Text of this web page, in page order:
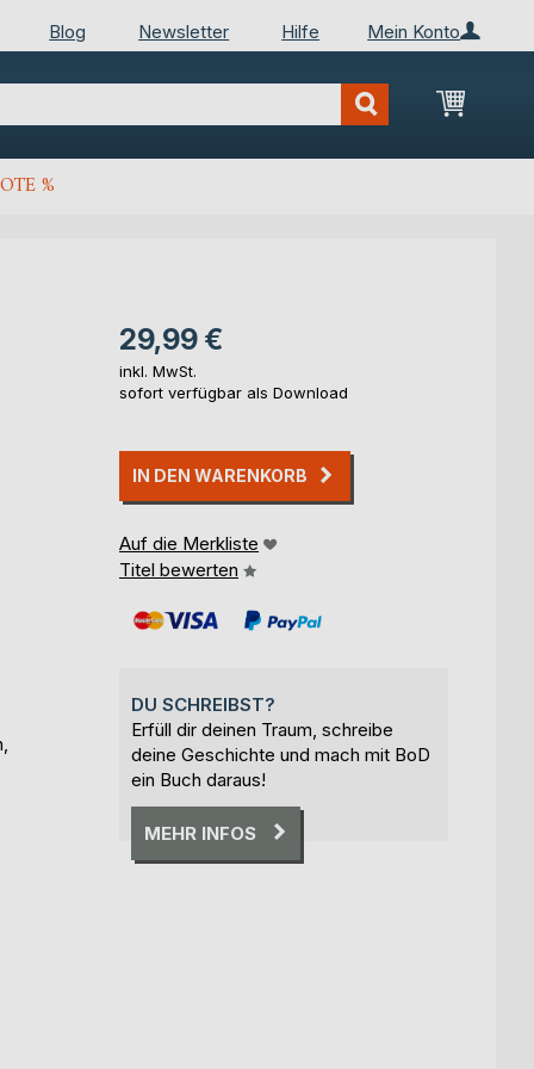
Mein Konto
Blog Newsletter Hilfe
Mein
%
29,99 €
inkl. MwSt.
sofort verfügbar als Download
IN DEN WARENKORB
Auf die Merkliste
Titel bewerten
DU SCHREIBST?
Erfüll dir deinen Traum, schreibe
deine Geschichte und mach mit BoD
ein Buch daraus!
MEHR INFOS